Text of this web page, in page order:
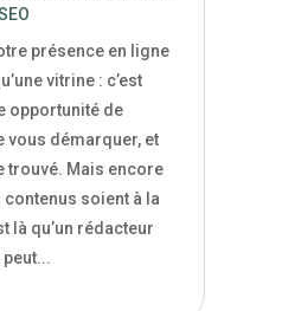
présence en ligne
vitrine : c’est
opportunité de
vous démarquer, et
trouvé. Mais encore
soient à la
là qu’un rédacteur